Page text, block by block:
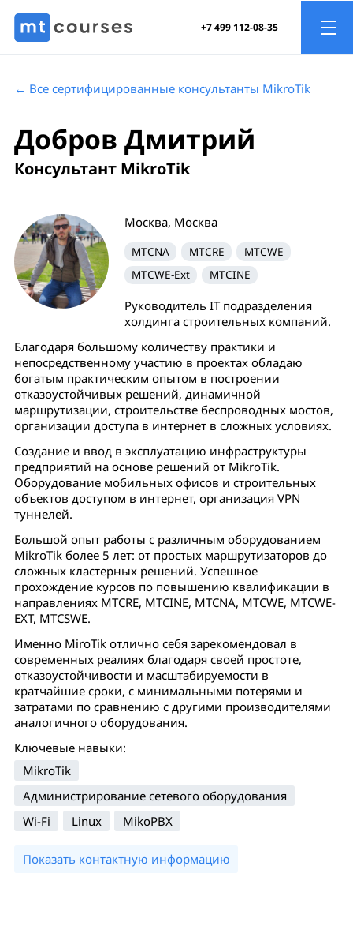
+7 499 112-08-35
← Все сертифицированные консультанты MikroTik
Добров Дмитрий
Консультант MikroTik
Москва, Москва
MTCNA MTCRE
MTCWE
MTCWE-Ext
MTCINE
Руководитель IT подразделения
холдинга строительных компаний.
Благодаря большому количеству практики и
непосредственному участию в проектах обладаю
богатым практическим опытом в построении
отказоустойчивых решений, динамичной
маршрутизации, строительстве беспроводных мостов,
организации доступа в интернет в сложных условиях.
Создание и ввод в эксплуатацию инфраструктуры
предприятий на основе решений от MikroTik.
Оборудование мобильных офисов и строительных
объектов доступом в интернет, организация VPN
туннелей.
Большой опыт работы с различным оборудованием
MikroTik более 5 лет: от простых маршрутизаторов до
сложных кластерных решений. Успешное
прохождение курсов по повышению квалификации в
направлениях MTCRE, MTCINE, MTCNA, MTCWE, MTCWE-
EXT, MTCSWE.
Именно MiroTik отлично себя зарекомендовал в
современных реалиях благодаря своей простоте,
отказоустойчивости и масштабируемости в
кратчайшие сроки, с минимальными потерями и
затратами по сравнению с другими производителями
аналогичного оборудования.
Ключевые навыки:
MikroTik
Администрирование сетевого оборудования
Wi-Fi
Linux MikoPBX
Показать контактную информацию